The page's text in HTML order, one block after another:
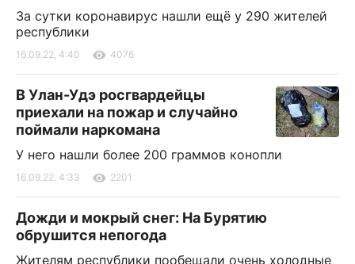
За сутки коронавирус нашли ещё у 290 жителей
республики
16.09.22, 4:40 4076
В Улан-Удэ росгвардейцы
приехали на пожар и случайно
поймали наркомана
У него нашли более 200 граммов конопли
16.09.22, 4:33 2201
Дожди и мокрый снег: На Бурятию
обрушится непогода
Жителям республики пообещали очень холодные